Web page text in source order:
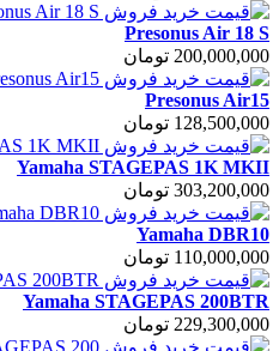
Presonus Air 18 S
200,000,000 تومان
Presonus Air15
128,500,000 تومان
Yamaha STAGEPAS 1K MKII
303,200,000 تومان
Yamaha DBR10
110,000,000 تومان
Yamaha STAGEPAS 200BTR
229,300,000 تومان